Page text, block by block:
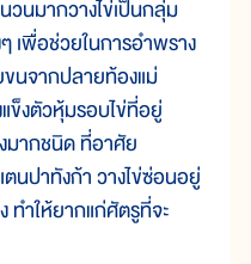
นมากวางไข่เป็นกลุ่ม
เพื่อช่วยในการอำพราง
นจากปลายท้องแม่
ข็งตัวหุ้มรอบไข่ที่อยู่
มากชนิด ที่อาศัย
นปาทังก้า วางไข่ซ่อนอยู่
ทำให้ยากแก่ศัตรูที่จะ